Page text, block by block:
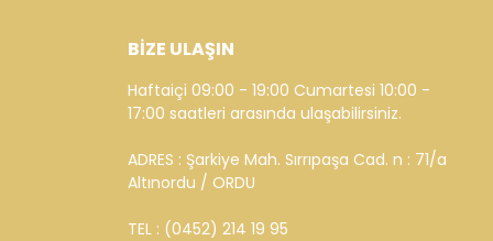
BİZE ULAŞIN
Haftaiçi 09:00 - 19:00 Cumartesi 10:00 -
17:00 saatleri arasında ulaşabilirsiniz.
ADRES : Şarkiye Mah. Sırrıpaşa Cad. n : 71/a
Altınordu / ORDU
TEL : (0452) 214 19 95